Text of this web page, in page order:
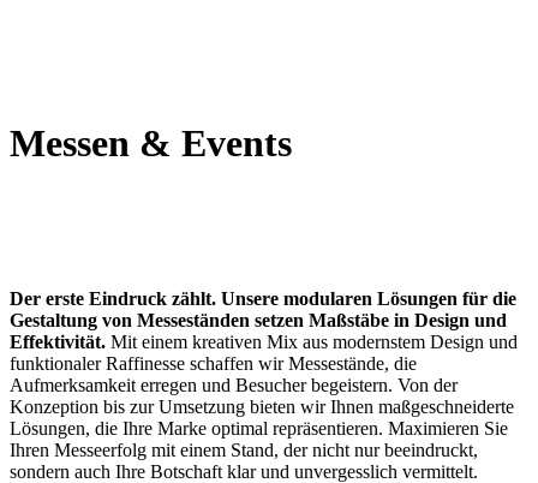
Messen & Events
Der erste Eindruck zählt. Unsere modularen Lösungen für die
Gestaltung von Messeständen setzen Maßstäbe in Design und
Effektivität. Mit einem kreativen Mix aus modernstem Design und
funktionaler Raffinesse schaffen wir Messestände, die
Aufmerksamkeit erregen und Besucher begeistern. Von der
Konzeption bis zur Umsetzung bieten wir Ihnen maßgeschneiderte
Lösungen, die Ihre Marke optimal repräsentieren. Maximieren Sie
Ihren Messeerfolg mit einem Stand, der nicht nur beeindruckt,
sondern auch Ihre Botschaft klar und unvergesslich vermittelt.